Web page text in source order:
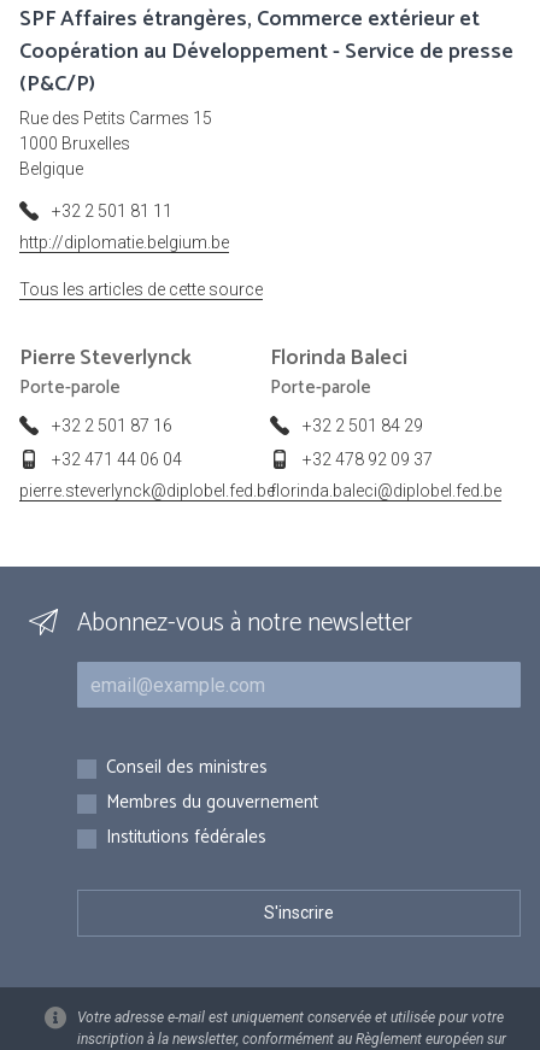
SPF Affaires étrangères, Commerce extérieur et
Coopération au Développement - Service de presse
(P&C/P)
Rue des Petits Carmes 15
1000 Bruxelles
Belgique
+32 2 501 81 11
http://diplomatie.belgium.be
Tous les articles de cette source
PierreSteverlynck
Porte-parole
+32 2 501 87 16
+32 471 44 06 04
pierre.steverlynck@diplobel.fed.be
Florinda Baleci
Porte-parole
+32 2 501 84 29
+32 478 92 09 37
florinda.baleci@diplobel.fed.be
Abonnez-vous à notre newsletter
Courriel
Inscriptions
Conseil des ministres
Membres du gouvernement
Institutions fédérales
Votre adresse e-mail est uniquement conservée et utilisée pour votre
inscription à la newsletter, conformément au Règlement européen sur